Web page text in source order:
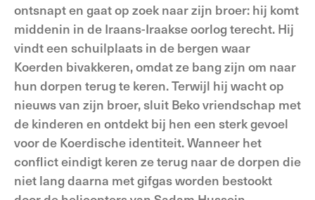
ontsnapt en gaat op zoek naar zijn broer: hij komt
middenin in de Iraans-Iraakse oorlog terecht. Hij
vindt een schuilplaats in de bergen waar
Koerden bivakkeren, omdat ze bang zijn om naar
hun dorpen terug te keren. Terwijl hij wacht op
nieuws van zijn broer, sluit Beko vriend­schap met
de kinderen en ontdekt bij hen een sterk gevoel
voor de Koerdische identiteit. Wanneer het
conflict eindigt keren ze terug naar de dorpen die
niet lang daarna met gifgas worden bestookt